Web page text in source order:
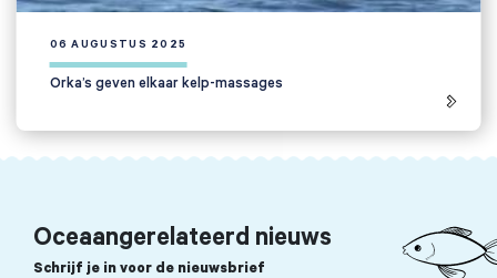
06 AUGUSTUS 2025
Orka’s geven elkaar kelp-massages
Oceaangerelateerd nieuws
Schrijf je in voor de nieuwsbrief